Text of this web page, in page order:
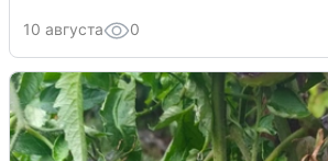
10 августа 0